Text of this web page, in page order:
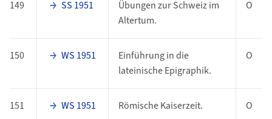
149 SS 1951
Übungen zur Schweiz im
Altertum.
O
150 WS 1951
Einführung in die
lateinische Epigraphik.
O
151 WS 1951 Römische Kaiserzeit. O